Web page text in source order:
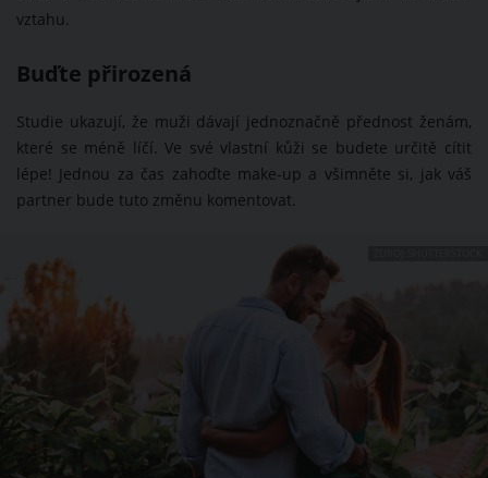
vztahu.
Buďte přirozená
Studie ukazují, že muži dávají jednoznačně přednost ženám,
které se méně líčí. Ve své vlastní kůži se budete určitě cítit
lépe! Jednou za čas zahoďte make-up a všimněte si, jak váš
partner bude tuto změnu komentovat.